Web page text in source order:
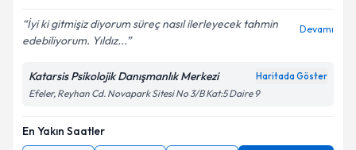
E-posta Adresiniz
Kişisel verilerimin işlenmesine ilişkinAydınlatma
Metni'ni okudum ve kişisel verilerimin belirtilen
kapsamda işlenmesini kabul ediyorum.
İyi ki gitmişiz diyorum süreç nasıl ilerleyecek tahmin
edebiliyorum. Yıldız...
Devamı
Katarsis Psikolojik Danışmanlık Merkezi Haritada Göster
Efeler, Reyhan Cd. Novapark Sitesi No 3/B Kat:5 Daire 9
En Yakın Saatler